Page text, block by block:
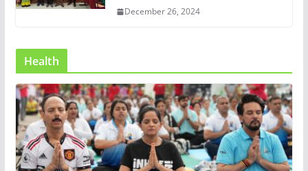
December 26, 2024
Health